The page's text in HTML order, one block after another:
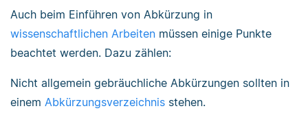
Auch beim Einführen von Abkürzung in
wissenschaftlichen Arbeiten müssen einige Punkte
beachtet werden. Dazu zählen:
Nicht allgemein gebräuchliche Abkürzungen sollten in
einem Abkürzungsverzeichnis stehen.